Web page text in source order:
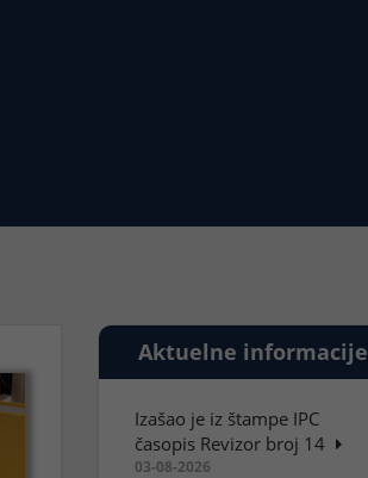
Aktuelne informacije
Izašao je iz štampe IPC
časopis Revizor broj 14
03-08-2026